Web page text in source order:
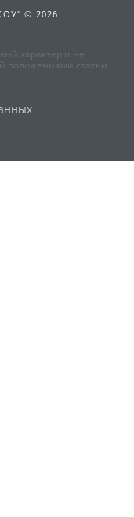
© 2026
характер и не
положениями статьи